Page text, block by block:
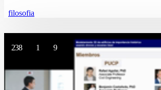
filosofia
238 1 9